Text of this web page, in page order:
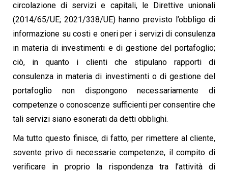
circolazione di servizi e capitali, le Direttive unionali
(2014/65/UE; 2021/338/UE) hanno previsto l’obbligo di
informazione su costi e oneri per i servizi di consulenza
in materia di investimenti e di gestione del portafoglio;
ciò, in quanto i clienti che stipulano rapporti di
consulenza in materia di investimenti o di gestione del
portafoglio non dispongono necessariamente di
competenze o conoscenze sufficienti per consentire che
tali servizi siano esonerati da detti obblighi.
Ma tutto questo finisce, di fatto, per rimettere al cliente,
sovente privo di necessarie competenze, il compito di
verificare in proprio la rispondenza tra l’attività di